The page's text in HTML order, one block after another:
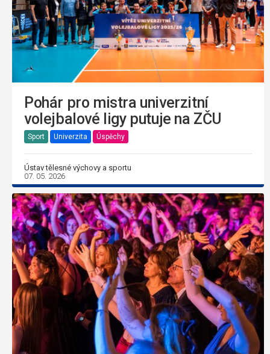
Pohár pro mistra univerzitní
volejbalové ligy putuje na ZČU
Sport Univerzita Úspěchy
Ústav tělesné výchovy a sportu
07. 05. 2026